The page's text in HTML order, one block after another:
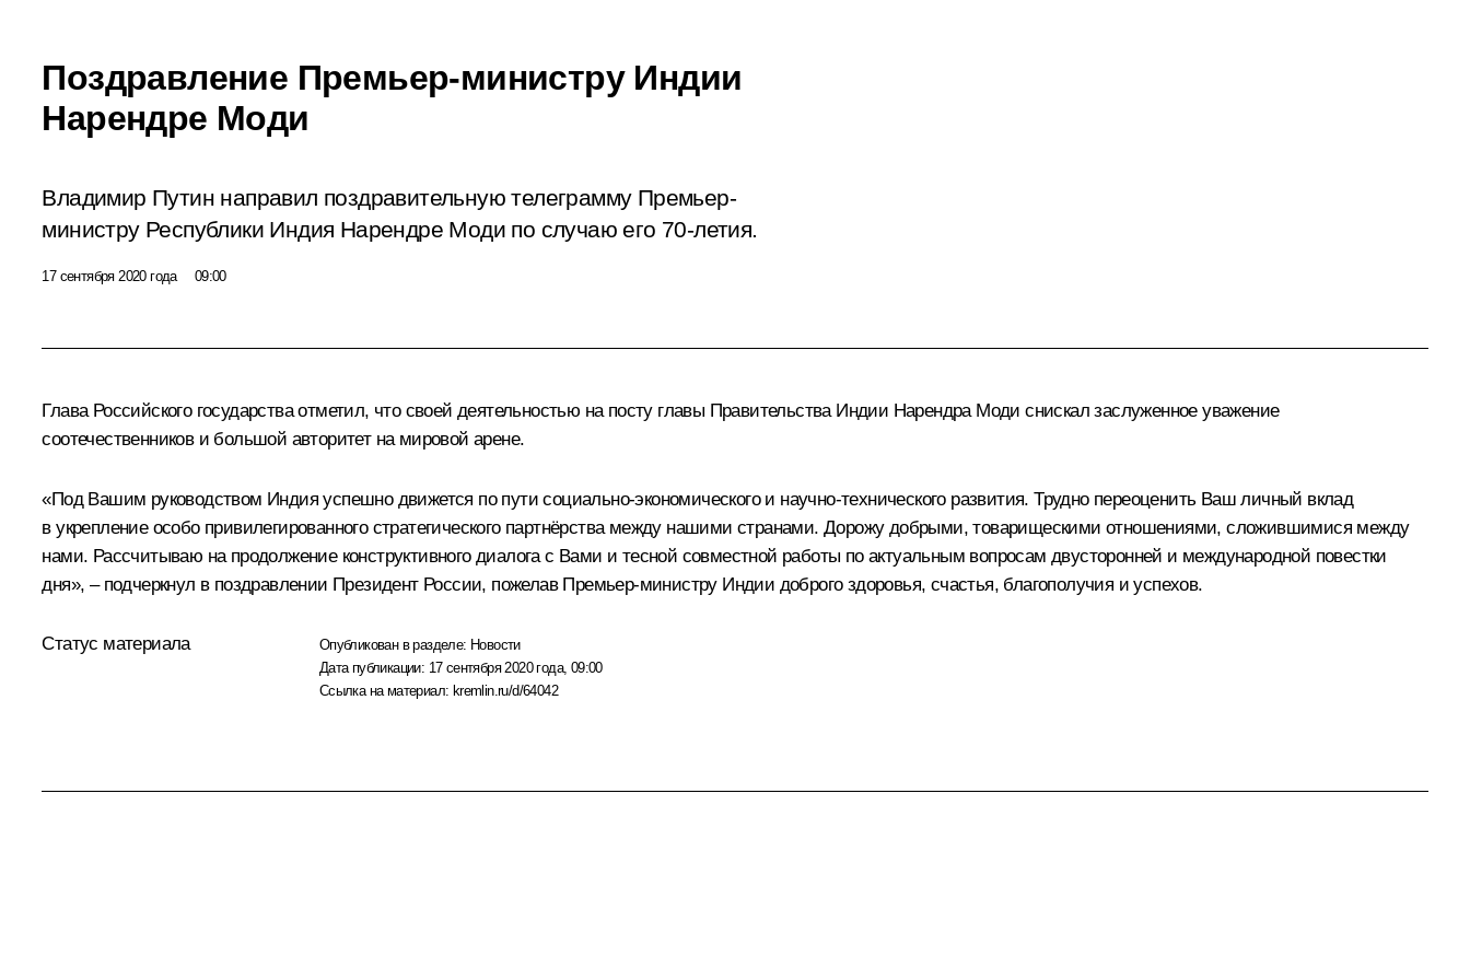
Поздравление Премьер-министру Индии
Нарендре Моди
Владимир Путин направил поздравительную телеграмму Премьер-
министру Республики Индия Нарендре Моди по случаю его 70-летия.
17 сентября 2020 года 09:00
Глава Российского государства отметил, что своей деятельностью на посту главы Правительства Индии Нарендра Моди снискал заслуженное уважение
соотечественников и большой авторитет на мировой арене.
«Под Вашим руководством Индия успешно движется по пути социально-экономического и научно-технического развития. Трудно переоценить Ваш личный вклад
в укрепление особо привилегированного стратегического партнёрства между нашими странами. Дорожу добрыми, товарищескими отношениями, сложившимися между
нами. Рассчитываю на продолжение конструктивного диалога с Вами и тесной совместной работы по актуальным вопросам двусторонней и международной повестки
дня», – подчеркнул в поздравлении Президент России, пожелав Премьер-министру Индии доброго здоровья, счастья, благополучия и успехов.
Статус материала Опубликован в разделе: Новости
Дата публикации: 17 сентября 2020 года, 09:00
Ссылка на материал: kremlin.ru/d/64042